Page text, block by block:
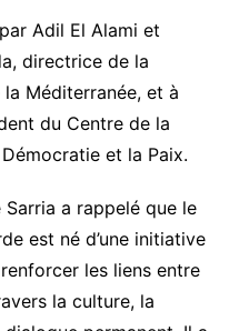
Adil El Alami et
directrice de la
Méditerranée, et à
du Centre de la
et la Paix.
a rappelé que le
est né d’une initiative
les liens entre
la culture, la